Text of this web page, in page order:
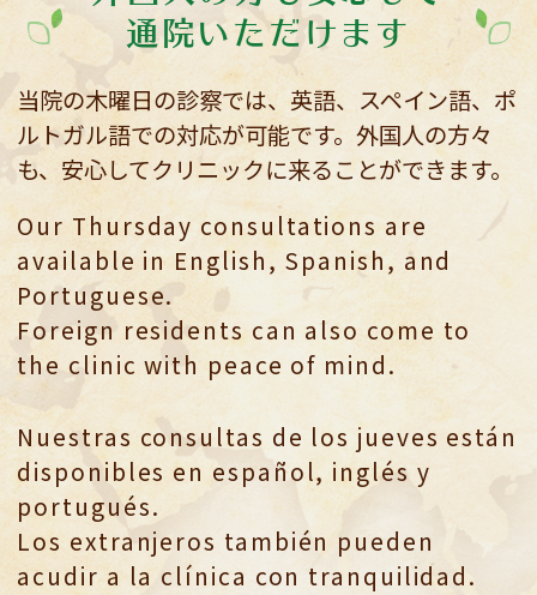
通院いただけます
当院の木曜日の診察では、 英語、スペイン語、ポ
ルトガル語での対応が可能です。外国人の方々
も、安心してクリニックに来ることができます。
Our Thursday consultations are
available in English, Spanish, and
Portuguese.
Foreign residents can also come to
the clinic with peace of mind.
Nuestras consultas de los jueves están
disponibles en español, inglés y
portugués.
Los extranjeros también pueden
acudir a la clínica con tranquilidad.